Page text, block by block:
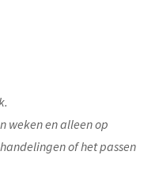
weken en alleen op
of het passen